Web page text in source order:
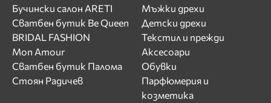
Бучински салон ARETI
Сватбен бутик Be Queen
BRIDAL FASHION
Mon Amour
Сватбен бутик Палома
Стоян Радичев
Мъжки дрехи
Детски дрехи
Текстил и прежди
Аксесоари
Обувки
Парфюмерия и
козметика